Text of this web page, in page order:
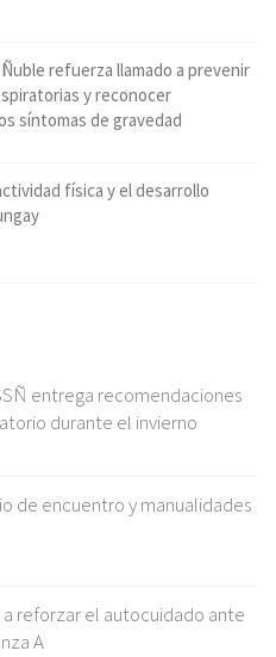
refuerza llamado a prevenir
y reconocer
síntomas de gravedad
física y el desarrollo
entrega recomendaciones
durante el invierno
de encuentro y manualidades
reforzar el autocuidado ante
A